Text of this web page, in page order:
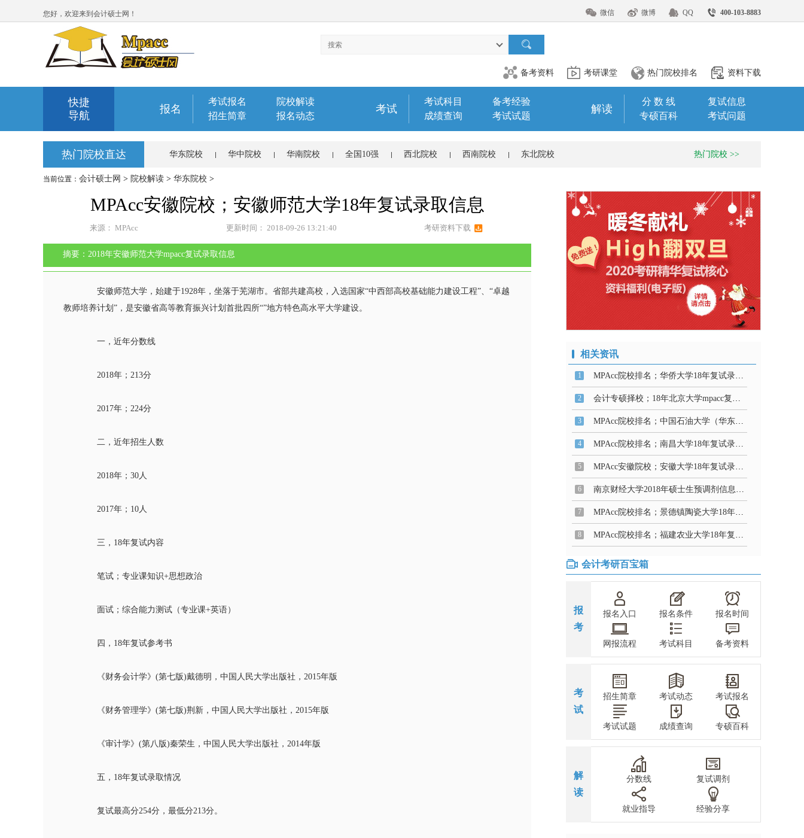
您好，欢迎来到会计硕士网！ 微信 微博 QQ 400-103-8883
备考资料 考研课堂 热门院校排名 资料下载
快捷
导航
报名
考试报名
院校解读
招生简章
报名动态
考试
考试科目
备考经验
成绩查询
考试试题
解读
分 数 线
复试信息
专硕百科
考试问题
热门院校直达 华东院校 华中院校 华南院校 全国10强 西北院校 西南院校 东北院校 热门院校 >>
当前位置： 会计硕士网 > 院校解读 > 华东院校 >
MPAcc安徽院校；安徽师范大学18年复试录取信息
来源： MPAcc 更新时间： 2018-09-26 13:21:40 考研资料下载
摘要：2018年安徽师范大学mpacc复试录取信息
安徽师范大学，始建于1928年，坐落于芜湖市。省部共建高校，入选国家“中西部高校基础能力建设工程”、“卓越
教师培养计划”，是安徽省高等教育振兴计划首批四所“”地方特色高水平大学建设。
一，近年分数线
2018年；213分
2017年；224分
二，近年招生人数
2018年；30人
2017年；10人
三，18年复试内容
笔试；专业课知识+思想政治
面试；综合能力测试（专业课+英语）
四，18年复试参考书
《财务会计学》(第七版)戴德明，中国人民大学出版社，2015年版
《财务管理学》(第七版)荆新，中国人民大学出版社，2015年版
《审计学》(第八版)秦荣生，中国人民大学出版社，2014年版
五，18年复试录取情况
复试最高分254分，最低分213分。
相关资讯
1 MPAcc院校排名；华侨大学18年复试录取信息
2 会计专硕择校；18年北京大学mpacc复试录取信息
3 MPAcc院校排名；中国石油大学（华东）18年复试录取信息
4 MPAcc院校排名；南昌大学18年复试录取信息
5 MPAcc安徽院校；安徽大学18年复试录取信息
6 南京财经大学2018年硕士生预调剂信息公告
7 MPAcc院校排名；景德镇陶瓷大学18年复试录取信息
8 MPAcc院校排名；福建农业大学18年复试录取信息
会计考研百宝箱
报
考
报名入口 报名条件 报名时间
网报流程 考试科目 备考资料
考
试
招生简章 考试动态 考试报名
考试试题 成绩查询 专硕百科
解
读
分数线 复试调剂
就业指导 经验分享